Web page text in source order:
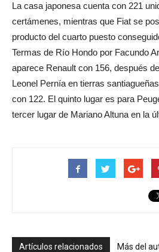
La casa japonesa cuenta con 221
certámenes, mientras que Fiat se
producto del cuarto puesto
Termas de Río Hondo por Facundo
aparece Renault con 156, después
Leonel Pernía en tierras
con 122. El quinto lugar es para
tercer lugar de Mariano Altuna en la
Artículos relacionados Más del